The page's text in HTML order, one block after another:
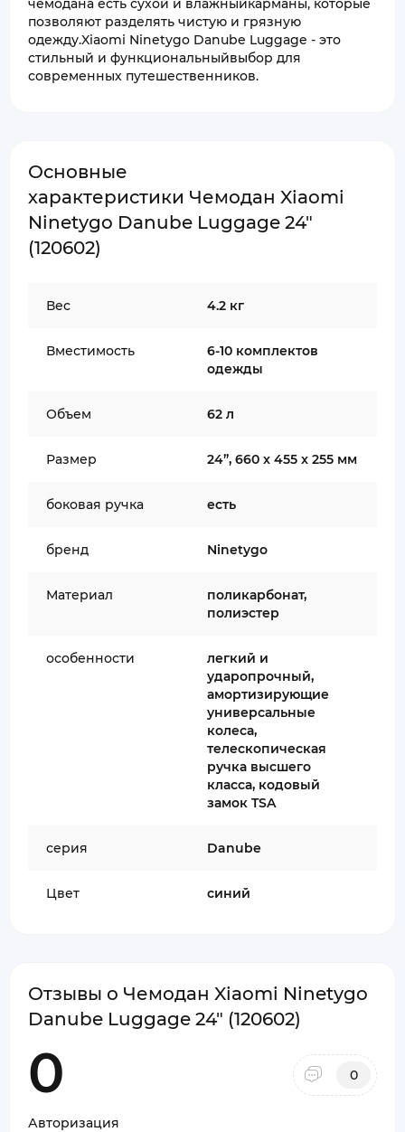
чемодана есть сухой и влажныйкарманы, которые
позволяют разделять чистую и грязную
одежду.Xiaomi Ninetygo Danube Luggage - это
стильный и функциональныйвыбор для
современных путешественников.
Основные
характеристики Чемодан Xiaomi
Ninetygo Danube Luggage 24"
(120602)
Вес 4.2 кг
Вместимость
6-10 комплектов
одежды
Объем 62 л
Размер 24”, 660 x 455 x 255 мм
боковая ручка есть
бренд Ninetygo
Материал
поликарбонат,
полиэстер
особенности
легкий и
ударопрочный,
амортизирующие
универсальные
колеса,
телескопическая
ручка высшего
класса, кодовый
замок TSA
серия Danube
Цвет синий
Отзывы о Чемодан Xiaomi Ninetygo
Danube Luggage 24" (120602)
0 0
Авторизация